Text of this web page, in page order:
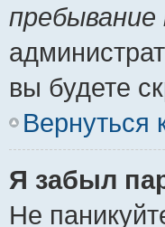
вы будете
Вернуться
Я забыл
Не